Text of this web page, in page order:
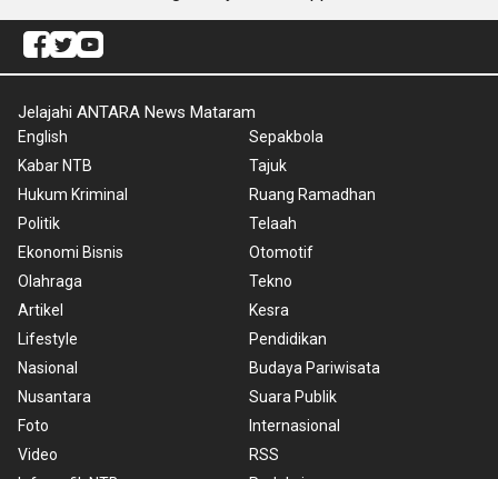
Jelajahi ANTARA News Mataram
English
Kabar NTB
Hukum Kriminal
Politik
Ekonomi Bisnis
Olahraga
Artikel
Lifestyle
Nasional
Nusantara
Foto
Video
Sepakbola
Tajuk
Ruang Ramadhan
Telaah
Otomotif
Tekno
Kesra
Pendidikan
Budaya Pariwisata
Suara Publik
Internasional
RSS